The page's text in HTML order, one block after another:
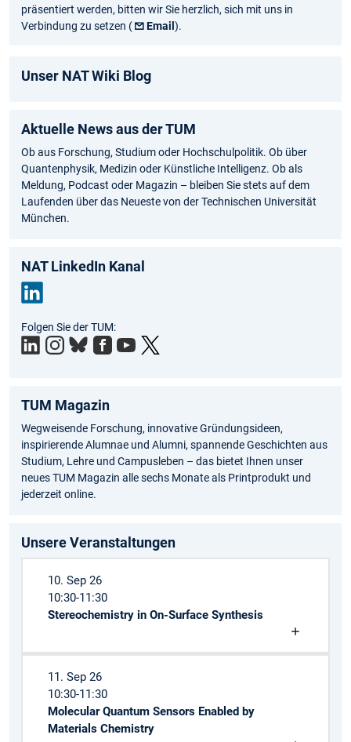
präsentiert werden, bitten wir Sie herzlich, sich mit uns in
Verbindung zu setzen (
Email).
Unser NAT Wiki Blog
Aktuelle News aus der TUM
Ob aus Forschung, Studium oder Hochschulpolitik. Ob über
Quantenphysik, Medizin oder Künstliche Intelligenz. Ob als
Meldung, Podcast oder Magazin – bleiben Sie stets auf dem
Laufenden über das Neueste von der Technischen Universität
München.
NAT LinkedIn Kanal
edIn
Folgen Sie der TUM:
TUM Magazin
Wegweisende Forschung, innovative Gründungsideen,
inspirierende Alumnae und Alumni, spannende Geschichten aus
Studium, Lehre und Campusleben – das bietet Ihnen unser
neues TUM Magazin alle sechs Monate als Printprodukt und
jederzeit online.
Unsere Veranstaltungen
10. Sep 26
10:30-11:30
Stereochemistry in On-Surface Synthesis
11. Sep 26
10:30-11:30
Molecular Quantum Sensors Enabled by
Materials Chemistry